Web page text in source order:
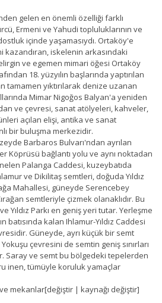
gelen en önemli özelliği farklı
Ermeni ve Yahudi topluluklarının ve
içinde yaşamasıydı. Ortaköy'e
iskelenin arkasındaki
ve egemen mimari öğesi Ortaköy
18. yüzyılın başlarında yaptırılan
tamamen yıktırılarak denize uzanan
Mimar Nigoğos Balyan'a yeniden
ve çevresi, sanat atölyeleri, kahveler,
açılan elişi, antika ve sanat
bir buluşma merkezidir.
kuzeyde Barbaros Bulvarı'ndan ayrılan
Köprüsü bağlantı yolu ve aynı noktadan
Palanga Caddesi, kuzeybatıda
ve Dikilitaş semtleri, doğuda Yıldız
Mahallesi, güneyde Serencebey
semtleriyle çizmek olanaklıdır. Bu
ve Yıldız Parkı en geniş yeri tutar. Yerleşme
batısında kalan Ihlamur-Yıldız Caddesi
Güneyde, ayrı küçük bir semt
çevresini de semtin geniş sınırları
Saray ve semt bu bölgedeki tepelerden
inen, tümüyle koruluk yamaçlar
mekanlar[değiştir | kaynağı değiştir]